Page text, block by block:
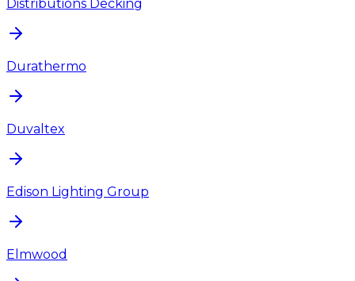
Distributions Decking
Durathermo
Duvaltex
Edison Lighting Group
Elmwood